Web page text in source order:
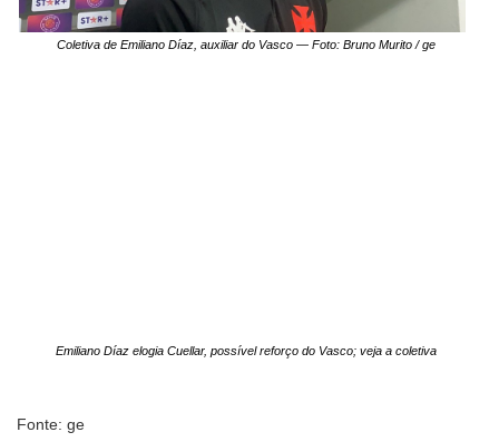
Coletiva de Emiliano Díaz, auxiliar do Vasco — Foto: Bruno Murito / ge
Emiliano Díaz elogia Cuellar, possível reforço do Vasco; veja a coletiva
Fonte: ge